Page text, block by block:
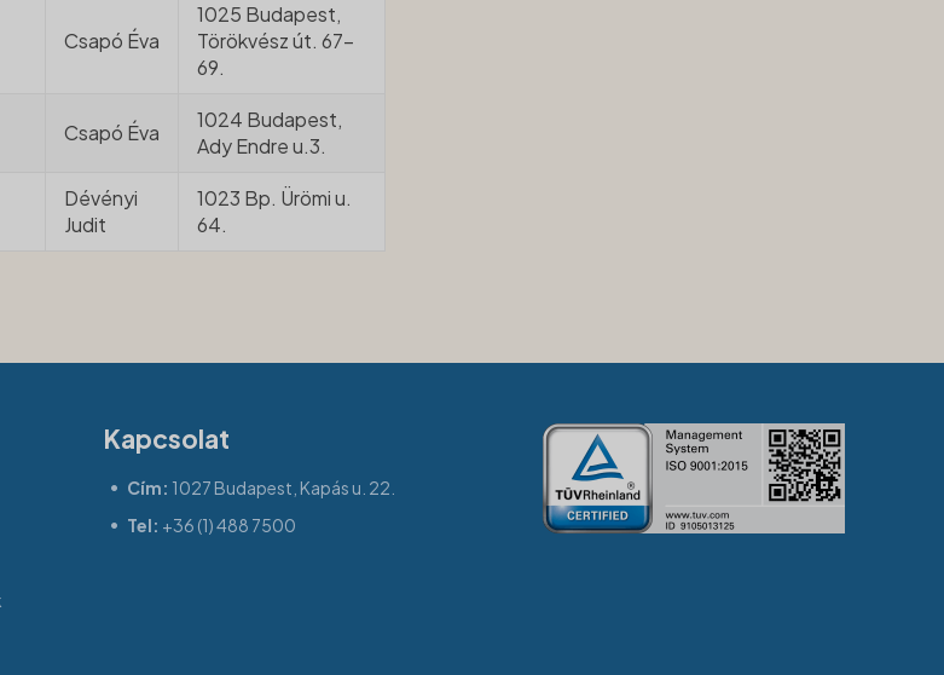
Csapó Éva
1025 Budapest,
Törökvész út. 67-
69.
Csapó Éva
1024 Budapest,
Ady Endre u.3.
Dévényi
Judit
1023 Bp. Ürömi u.
64.
Kapcsolat
Cím: 1027 Budapest, Kapás u. 22.
Tel: +36 (1) 488 7500